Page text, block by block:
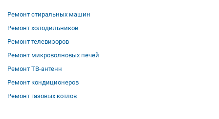
Ремонт стиральных машин
Ремонт холодильников
Ремонт телевизоров
Ремонт микроволновых печей
Ремонт ТВ-антенн
Ремонт кондиционеров
Ремонт газовых котлов